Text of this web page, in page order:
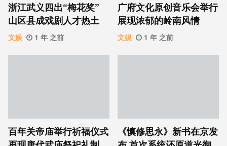
浙江武义四出“梅花奖”
山区县成戏剧人才热土
文娱 1 年 之前
广府文化原创音乐会举行
展现浓郁的岭南风情
文娱 1 年 之前
百年关帝庙举行祈福仪式
《慎修思永》新书在京发